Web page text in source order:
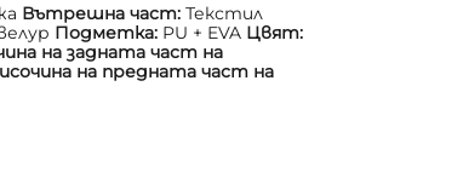
Вътрешна част: Текстил
Подметка: PU + EVA Цвят:
на задната част на
на предната част на